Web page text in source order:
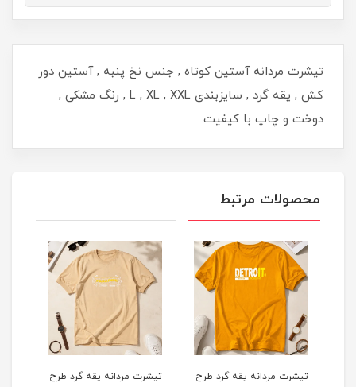
تیشرت مردانه آستین کوتاه , جنس نخ پنبه , آستین دور
کش , یقه گرد , سایزبندی L , XL , XXL , رنگ مشکی ,
دوخت و چاپ با کیفیت
محصولات مرتبط
گرد طرح
تیشرت مردانه یقه گرد طرح
تیشرت مردانه یقه گرد طرح